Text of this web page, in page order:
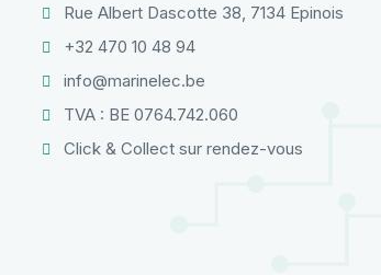
Rue Albert Dascotte 38, 7134 Epinois
+32 470 10 48 94
info@marinelec.be
TVA : BE 0764.742.060
Click & Collect sur rendez-vous